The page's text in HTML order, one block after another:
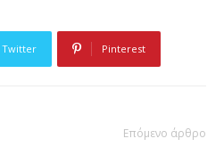
Twitter Pinterest
Επόμενο άρθρο